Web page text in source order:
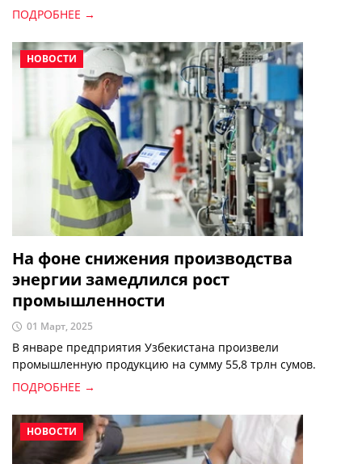
стандартам.
ПОДРОБНЕЕ →
НОВОСТИ
На фоне снижения производства
энергии замедлился рост
промышленности
01 Март, 2025
В январе предприятия Узбекистана произвели
промышленную продукцию на сумму 55,8 трлн сумов.
ПОДРОБНЕЕ →
НОВОСТИ